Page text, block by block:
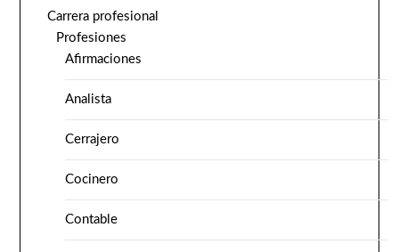
Carrera profesional
Profesiones
Afirmaciones
Analista
Cerrajero
Cocinero
Contable